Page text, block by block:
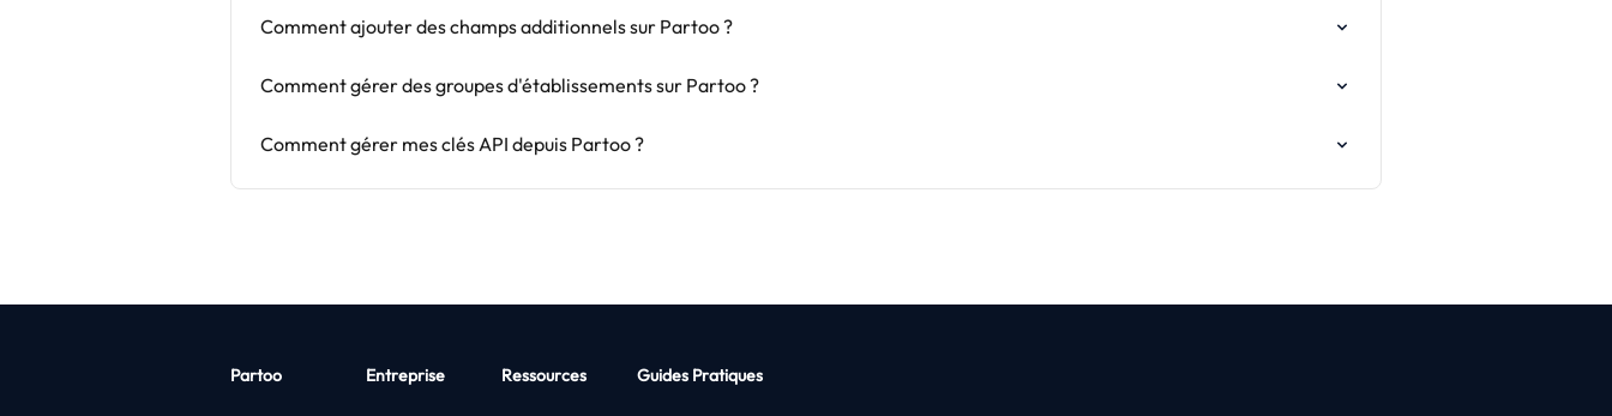
Comment ajouter des champs additionnels sur Partoo ?
Comment gérer des groupes d'établissements sur Partoo ?
Comment gérer mes clés API depuis Partoo ?
Partoo Entreprise Ressources Guides Pratiques